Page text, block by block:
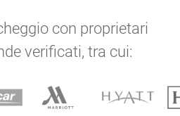
con proprietari
verificati, tra cui: